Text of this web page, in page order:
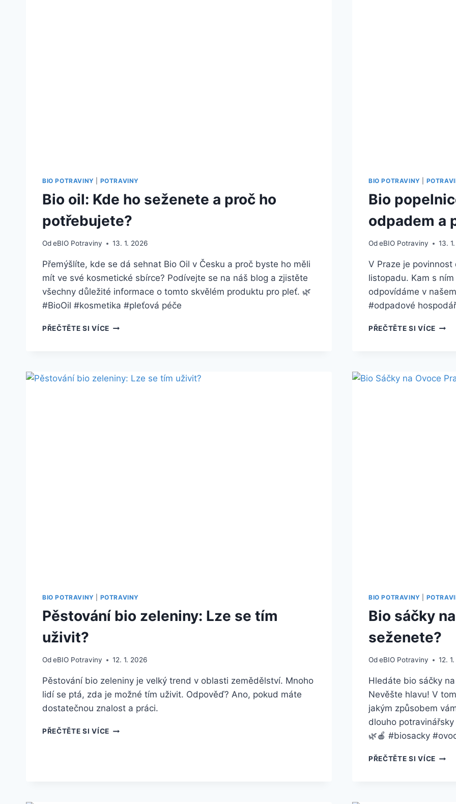
BIO POTRAVINY POTRAVINY
Bio oil: Kde ho seženete a proč ho
potřebujete?
OdeBIO Potraviny 13. 1. 2026
Přemýšlíte, kde se dá sehnat Bio Oil v Česku a proč byste ho měli
mít ve své kosmetické sbírce? Podívejte se na náš blog a zjistěte
všechny důležité informace o tomto skvělém produktu pro pleť. 🌿
#BioOil #kosmetika #pleťová péče
PŘEČTĚTE SI VÍCEBIO
A
BIO POTRAVINY
Bio
odpadem a
OdeBIO Potraviny 13.
V Praze je
listopadu. Kam s
odpovídáme v
#odpadové
PŘEČTĚTE SI VÍCEBIO
S
BIO POTRAVINY POTRAVINY
Pěstování bio zeleniny: Lze se tím
uživit?
OdeBIO Potraviny 12. 1. 2026
Pěstování bio zeleniny je velký trend v oblasti zemědělství. Mnoho
lidí se ptá, zda je možné tím uživit. Odpověď? Ano, pokud máte
dostatečnou znalost a práci.
PŘEČTĚTE SI VÍCEPĚSTOVÁNÍ
BIO POTRAVINY
Bio sáčky
seženete?
OdeBIO Potraviny 12.
Hledáte bio sáčky
Nevěšte hlavu! V
jakým způsobem
dlouho
🌿🍎 #biosacky
PŘEČTĚTE SI VÍCEBIO